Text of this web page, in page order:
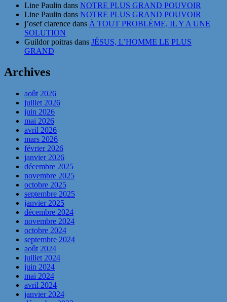
Line Paulin dans NOTRE PLUS GRAND POUVOIR
Line Paulin dans NOTRE PLUS GRAND POUVOIR
j’osef clarence dans À TOUT PROBLÈME, IL Y A UNE
SOLUTION
Guildor poitras dans JÉSUS, L’HOMME LE PLUS
GRAND
Archives
août 2026
juillet 2026
juin 2026
mai 2026
avril 2026
mars 2026
février 2026
janvier 2026
décembre 2025
novembre 2025
octobre 2025
septembre 2025
janvier 2025
décembre 2024
novembre 2024
octobre 2024
septembre 2024
août 2024
juillet 2024
juin 2024
mai 2024
avril 2024
janvier 2024